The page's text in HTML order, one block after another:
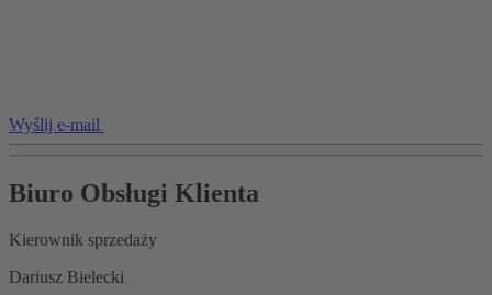
Wyślij e-mail
Biuro Obsługi Klienta
Kierownik sprzedaży
Dariusz Bielecki